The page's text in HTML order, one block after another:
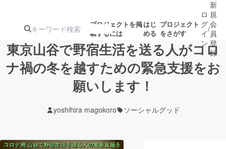
プロジェクトを掲
載するには
はじ
める
プロジェクト
をさがす
注目の新着プロ
ジェクト
募集終了が近いプ
ロジェクト
ロ
グ
イ
ン
/
新
規
会
員
登
録
東京山谷で野宿生活を送る人がコロ
ナ禍の冬を越すための緊急支援をお
願いします！
yoshihira magokoro ソーシャルグッド